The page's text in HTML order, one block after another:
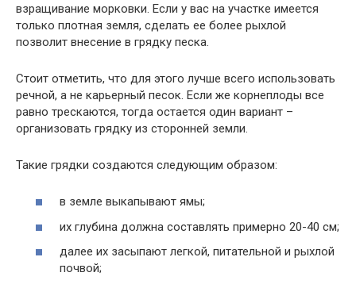
взращивание морковки. Если у вас на участке имеется
только плотная земля, сделать ее более рыхлой
позволит внесение в грядку песка.
Стоит отметить, что для этого лучше всего использовать
речной, а не карьерный песок. Если же корнеплоды все
равно трескаются, тогда остается один вариант –
организовать грядку из сторонней земли.
Такие грядки создаются следующим образом:
в земле выкапывают ямы;
их глубина должна составлять примерно 20-40 см;
далее их засыпают легкой, питательной и рыхлой
почвой;